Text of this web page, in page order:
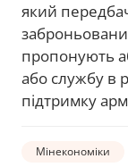
який
пропонують
або службу в
підтримку
Мінекономіки